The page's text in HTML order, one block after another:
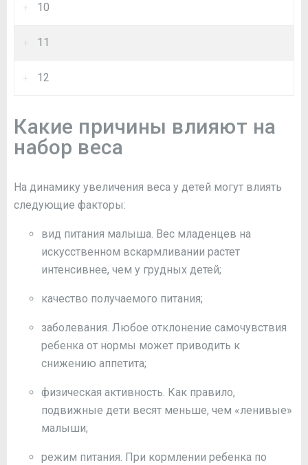
10
11
12
Какие причины влияют на
набор веса
На динамику увеличения веса у детей могут влиять
следующие факторы:
вид питания малыша. Вес младенцев на
искусственном вскармливании растет
интенсивнее, чем у грудных детей;
качество получаемого питания;
заболевания. Любое отклонение самочувствия
ребенка от нормы может приводить к
снижению аппетита;
физическая активность. Как правило,
подвижные дети весят меньше, чем «ленивые»
малыши;
режим питания. При кормлении ребенка по